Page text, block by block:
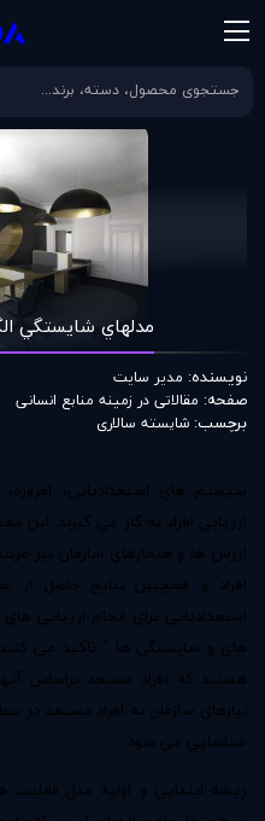
صفحه اصلی مقالات مدلهاي
مدلهاي شايستگي
نویسنده: مدير سايت
صفحه: مقالاتی در زمينه منابع انسانی
برچسب: شایسته سالاری
سيستم هاي استعداديابي،
ارزيابي افراد به کار مي گيرند. اين
ارزش ها و هنجارهاي سازمان نيز
افراد و همچنين نتايج حاصل از
استعداديابي براي انجام ارزيابي
هاي و شايستگي ها " تاکيد مي
هستند که افراد مستعد براساس
نيازهاي سازمان به افراد مستعد در
شناسايي مي شود .
ريشه ابتدايي و اوليه مدل